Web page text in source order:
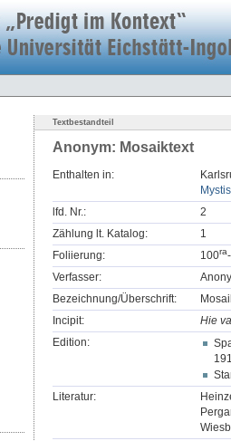
Textbestandteil
Anonym: Mosaiktext
Enthalten in:
lfd. Nr.:
2
Zählung lt. Katalog:
1
Foliierung:
100ra
Verfasser:
Bezeichnung/Überschrift:
Incipit:
Hie
Edition:
Literatur: